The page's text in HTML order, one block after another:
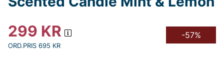
299 KR
ORD.PRIS 695 KR
-57%